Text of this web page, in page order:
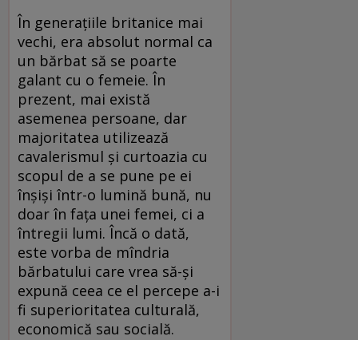
În generaţiile britanice mai
vechi, era absolut normal ca
un bărbat să se poarte
galant cu o femeie. În
prezent, mai există
asemenea persoane, dar
majoritatea utilizează
cavalerismul şi curtoazia cu
scopul de a se pune pe ei
înşişi într-o lumină bună, nu
doar în faţa unei femei, ci a
întregii lumi. Încă o dată,
este vorba de mîndria
bărbatului care vrea să-şi
expună ceea ce el percepe a-i
fi superioritatea culturală,
economică sau socială.